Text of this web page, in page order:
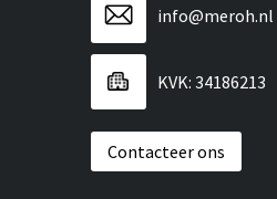
info@meroh.nl
KVK: 34186213
Contacteer ons